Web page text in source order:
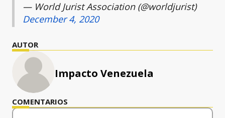
— World Jurist Association (@worldjurist)
December 4, 2020
AUTOR
Impacto Venezuela
COMENTARIOS